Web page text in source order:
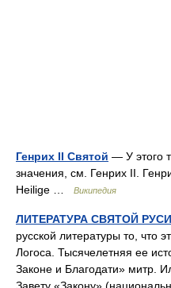
Генрих II Святой — У этого
значения, см. Генрих II.
Heilige …
Википедия
ЛИТЕРАТУРА СВЯТОЙ РУСИ
русской литературы то, что
Логоса. Тысячелетняя ее
Законе и Благодати» митр.